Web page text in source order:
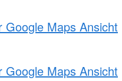
Google Maps Ansicht
Google Maps Ansicht